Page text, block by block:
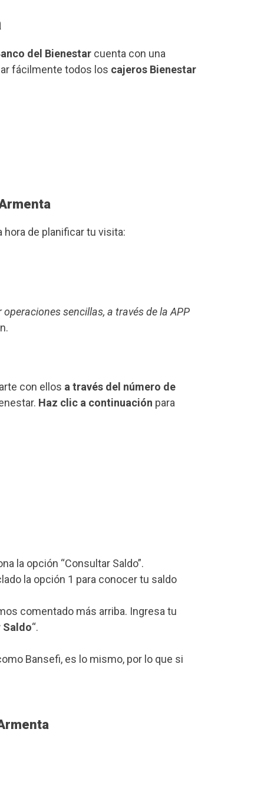
del Bienestar cuenta con una
fácilmente todos los cajeros Bienestar
hora de planificar tu visita:
sencillas, a través de la APP
con ellos a través del número de
Haz clic a continuación para
la opción “Consultar Saldo”.
la opción 1 para conocer tu saldo
comentado más arriba. Ingresa tu
Saldo“.
Bansefi, es lo mismo, por lo que si